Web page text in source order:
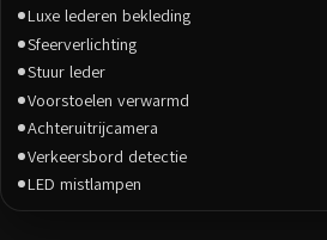
Luxe lederen bekleding
Sfeerverlichting
Stuur leder
Voorstoelen verwarmd
Achteruitrijcamera
Verkeersbord detectie
LED mistlampen